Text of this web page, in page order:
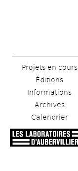
Projets en cours
Éditions
Informations
Archives
Calendrier